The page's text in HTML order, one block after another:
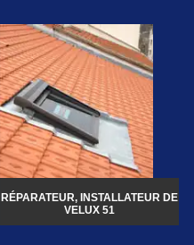
RÉPARATEUR, INSTALLATEUR DE
VELUX 51